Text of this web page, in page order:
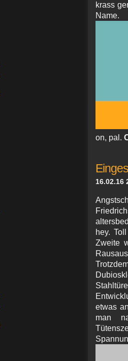
krass
on, pal.
16.02.16
hey.
Zweite
etwas
man